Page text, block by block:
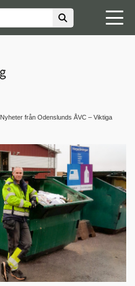
Nyheter från Odenslunds ÅVC – Viktiga